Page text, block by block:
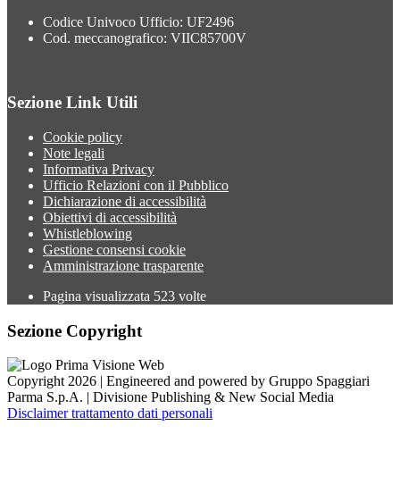
Codice Univoco Ufficio: UF2496
Cod. meccanografico: VIIC85700V
Sezione Link Utili
Cookie policy
Note legali
Informativa Privacy
Ufficio Relazioni con il Pubblico
Dichiarazione di accessibilità
Obiettivi di accessibilità
Whistleblowing
Gestione consensi cookie
Amministrazione trasparente
Pagina visualizzata 523 volte
Sezione Copyright
Copyright 2026 | Engineered and powered by Gruppo Spaggiari
Parma S.p.A. | Divisione Publishing & New Social Media
Disclaimer trattamento dati personali